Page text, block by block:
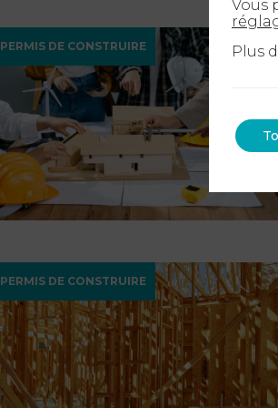
PERMIS DE CONSTRUIRE
PERMIS DE CONSTRUIRE
Vous
Plus